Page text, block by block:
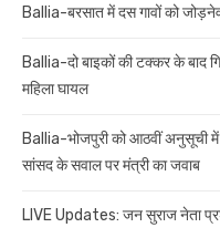
Ballia-बरसात में दस गावों को
Ballia-दो बाइकों की टक्कर के बाद
महिला घायल
Ballia-भोजपुरी को आठवीं अनुसूची
सांसद के सवाल पर मंत्री का जवाब
LIVE Updates: जन सुराज नेता